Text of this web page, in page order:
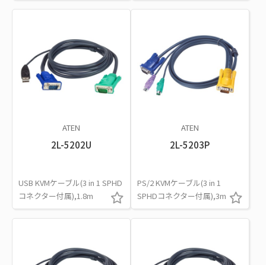
ATEN
2L-5202U
USB KVMケーブル(3 in 1 SPHD
コネクター付属),1.8m
ATEN
2L-5203P
PS/2 KVMケーブル(3 in 1
SPHDコネクター付属),3m